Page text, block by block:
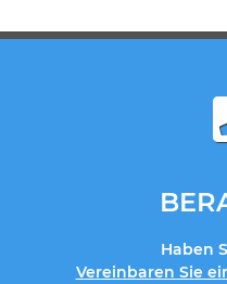
Haben
Vereinbaren Sie